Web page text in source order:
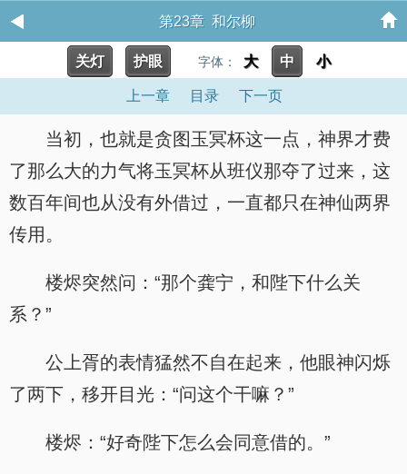
第23章 和尔柳
关灯 护眼 字体： 大 中 小
上一章 目录 下一页
当初，也就是贪图玉冥杯这一点，神界才费
了那么大的力气将玉冥杯从班仪那夺了过来，这
数百年间也从没有外借过，一直都只在神仙两界
传用。
楼烬突然问：“那个龚宁，和陛下什么关
系？”
公上胥的表情猛然不自在起来，他眼神闪烁
了两下，移开目光：“问这个干嘛？”
楼烬：“好奇陛下怎么会同意借的。”